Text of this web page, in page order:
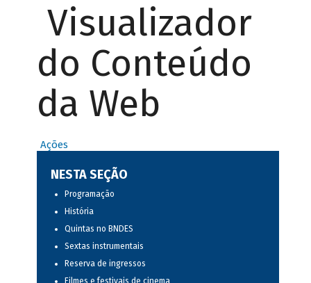
Visualizador
do Conteúdo
da Web
Ações
NESTA SEÇÃO
Programação
História
Quintas no BNDES
Sextas instrumentais
Reserva de ingressos